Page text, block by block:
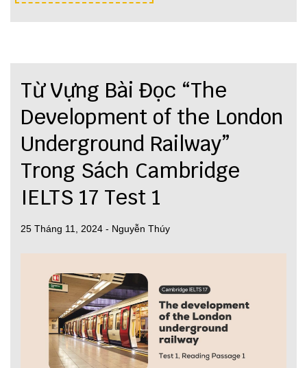
Từ Vựng Bài Đọc “The
Development of the London
Underground Railway”
Trong Sách Cambridge
IELTS 17 Test 1
25 Tháng 11, 2024 - Nguyễn Thúy